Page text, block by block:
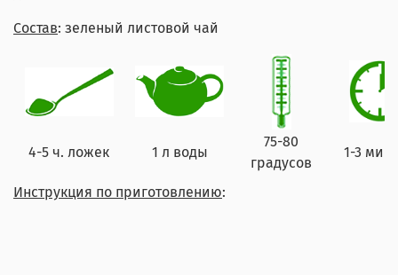
Состав: зеленый листовой чай
Инструкция по приготовлению:
4-5 ч. ложек 1 л воды
75-80
градусов
1-3